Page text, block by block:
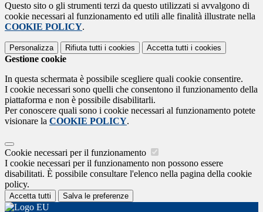
Questo sito o gli strumenti terzi da questo utilizzati si avvalgono di
cookie necessari al funzionamento ed utili alle finalità illustrate nella
COOKIE POLICY.
Personalizza Rifiuta tutti i cookies Accetta tutti i cookies
Gestione cookie
In questa schermata è possibile scegliere quali cookie consentire.
I cookie necessari sono quelli che consentono il funzionamento della
piattaforma e non è possibile disabilitarli.
Per conoscere quali sono i cookie necessari al funzionamento potete
visionare la COOKIE POLICY.
Cookie necessari per il funzionamento
I cookie necessari per il funzionamento non possono essere
disabilitati. È possibile consultare l'elenco nella pagina della cookie
policy.
Accetta tutti Salva le preferenze